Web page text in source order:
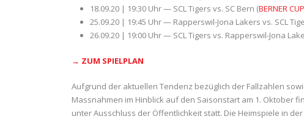
18.09.20 | 19:30 Uhr — SCL Tigers vs. SC Bern (BERNER CUP
25.09.20 | 19:45 Uhr — Rapperswil-Jona Lakers vs. SCL
26.09.20 | 19:00 Uhr — SCL Tigers vs. Rapperswil-Jona
→ ZUM SPIELPLAN
Aufgrund der aktuellen Tendenz bezüglich der Fallzahlen
Massnahmen im Hinblick auf den Saisonstart am 1. Oktober
unter Ausschluss der Öffentlichkeit statt. Die Heimspiele in der